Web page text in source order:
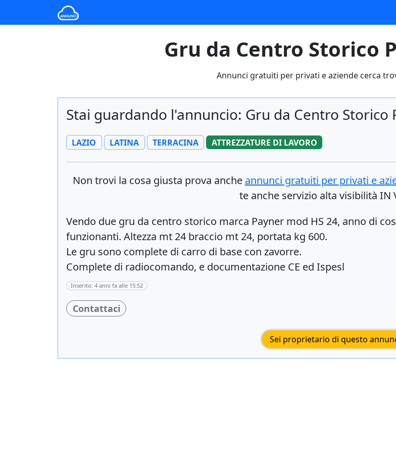
Gru da Centro Storico
Annunci gratuiti per privati e aziende cerca
Stai guardando l'annuncio: Gru da Centro Storico
LAZIO LATINA TERRACINA ATTREZZATURE DI LAVORO
Non trovi la cosa giusta prova anche annunci gratuiti per privati e
te anche servizio alta visibilità IN
Vendo due gru da centro storico marca Payner mod HS 24, anno di
funzionanti. Altezza mt 24 braccio mt 24, portata kg 600.
Le gru sono complete di carro di base con zavorre.
Complete di radiocomando, e documentazione CE ed Ispesl
Inserito: 4 anni fa alle 15:52
Contattaci
Sei proprietario di questo